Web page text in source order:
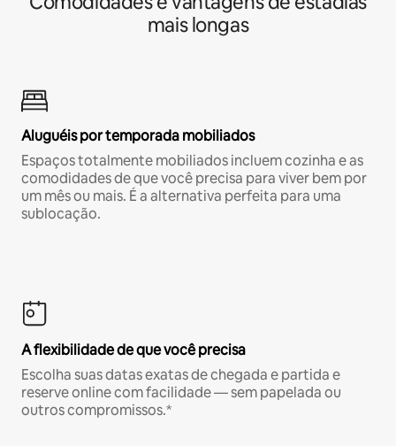
mais longas
Aluguéis por temporada mobiliados
Espaços totalmente mobiliados incluem cozinha e as
comodidades de que você precisa para viver bem por
um mês ou mais. É a alternativa perfeita para uma
sublocação.
A flexibilidade de que você precisa
Escolha suas datas exatas de chegada e partida e
reserve online com facilidade — sem papelada ou
outros compromissos.*